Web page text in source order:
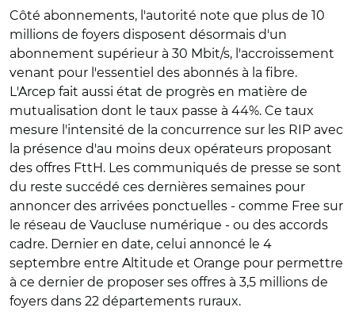
Côté abonnements, l'autorité note que plus de 10
millions de foyers disposent désormais d'un
abonnement supérieur à 30 Mbit/s, l'accroissement
venant pour l'essentiel des abonnés à la fibre.
L'Arcep fait aussi état de progrès en matière de
mutualisation dont le taux passe à 44%. Ce taux
mesure l'intensité de la concurrence sur les RIP avec
la présence d'au moins deux opérateurs proposant
des offres FttH. Les communiqués de presse se sont
du reste succédé ces dernières semaines pour
annoncer des arrivées ponctuelles - comme Free sur
le réseau de Vaucluse numérique - ou des accords
cadre. Dernier en date, celui annoncé le 4
septembre entre Altitude et Orange pour permettre
à ce dernier de proposer ses offres à 3,5 millions de
foyers dans 22 départements ruraux.